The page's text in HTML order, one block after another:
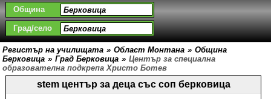
Община
Град/село
Регистър на училищата » Област Монтана » Община
Берковица » Град Берковица » Център за специална
образователна подкрепа Христо Ботев
stem център за деца със соп берковица